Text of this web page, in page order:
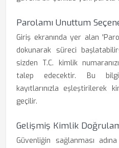
Parolamı Unuttum
Giriş ekranında yer alan
dokunarak süreci
sizden T.C. kimlik
talep edecektir. Bu
kayıtlarınızla eşleştirilerek
geçilir.
Gelişmiş Kimlik
Güvenliğin sağlanması